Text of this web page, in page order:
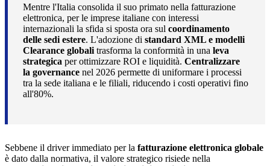
Mentre l'Italia consolida il suo primato nella fatturazione
elettronica, per le imprese italiane con interessi
internazionali la sfida si sposta ora sul coordinamento
delle sedi estere. L'adozione di standard XML e modelli
Clearance globali trasforma la conformità in una leva
strategica per ottimizzare ROI e liquidità. Centralizzare
la governance nel 2026 permette di uniformare i processi
tra la sede italiana e le filiali, riducendo i costi operativi fino
all'80%.
Sebbene il driver immediato per la fatturazione elettronica globale
è dato dalla normativa, il valore strategico risiede nella